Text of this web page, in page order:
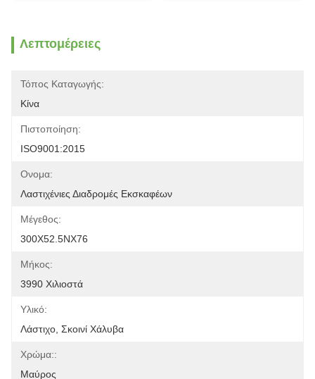
Λεπτομέρειες
Τόπος Καταγωγής:
Κίνα
Πιστοποίηση:
ISO9001:2015
Ονομα:
Λαστιχένιες Διαδρομές Εκσκαφέων
Μέγεθος:
300X52.5NX76
Μήκος:
3990 Χιλιοστά
Υλικό:
Λάστιχο, Σκοινί Χάλυβα
Χρώμα::
Μαύρος